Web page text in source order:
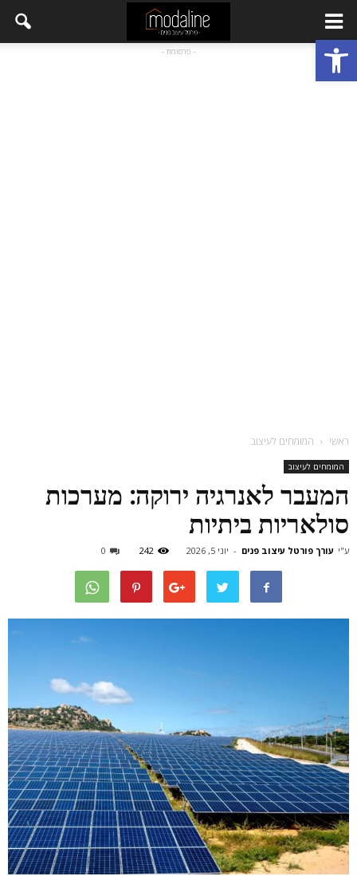
פתח סרגל נגישות - פרסומת -
ראשי המומחים לעיצוב
המומחים לעיצוב
המעבר לאנרגיה ירוקה: מערכות
סולאריות ביתיות
ע"י עורך פורטל עיצוב פנים - יוני 5, 2026 242
0